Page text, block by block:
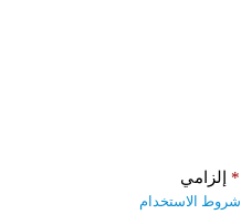
إلزامي *
شروط الاستخدام